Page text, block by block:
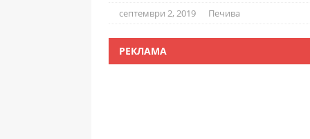
септември 2, 2019 Печива
РЕКЛАМА